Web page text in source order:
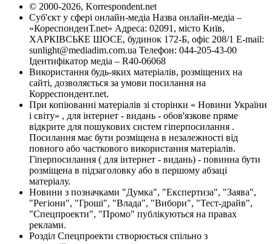
© 2000-2026, Korrespondent.net
Суб'єкт у сфері онлайн-медіа Назва онлайн-медіа –
«КореспонденТ.net» Адреса: 02091, місто Київ,
ХАРКІВСЬКЕ ШОСЕ, будинок 172-Б, офіс 208/1 E-mail:
sunlight@mediadim.com.ua Телефон: 044-205-43-00
Ідентифікатор медіа – R40-06068
Використання будь-яких матеріалів, розміщених на
сайті, дозволяється за умови посилання на
Корреспондент.net.
При копіюванні матеріалів зі сторінки « Новини України
і світу» , для інтернет - видань - обов'язкове пряме
відкрите для пошукових систем гіперпосилання .
Посилання має бути розміщена в незалежності від
повного або часткового використання матеріалів.
Гіперпосилання ( для інтернет - видань) - повинна бути
розміщена в підзаголовку або в першому абзаці
матеріалу.
Новини з позначками "Думка", "Експертиза", "Заява",
"Регіони", "Гроші", "Влада", "Вибори", "Тест-драйв",
"Спецпроекти", "Промо" публікуються на правах
реклами.
Розділ Спецпроекти створюється спільно з